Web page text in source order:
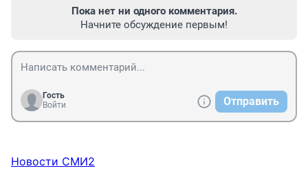
Пока нет ни одного комментария.
Начните обсуждение первым!
Гость
Войти
Отправить
Новости СМИ2